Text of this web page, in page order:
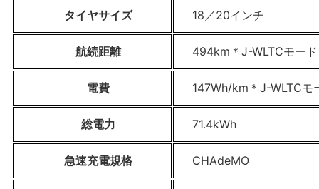
タイヤサイズ 18／20インチ
航続距離 494km＊J-WLTCモー
電費 147Wh/km＊J-WLTCモ
総電力 71.4kWh
急速充電規格 CHAdeMO